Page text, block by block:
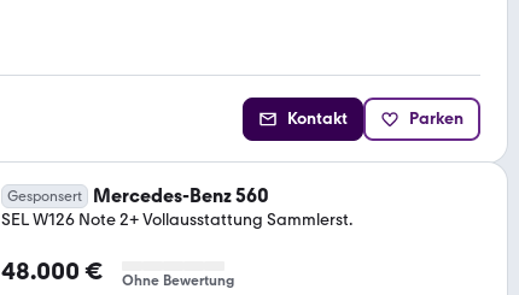
Kontakt Parken
Gesponsert Mercedes-Benz 560
SEL W126 Note 2+ Vollausstattung Sammlerst.
48.000 € Ohne Bewertung